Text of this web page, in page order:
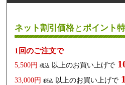
ネット割引価格とポイント
1回のご注文で
5,500円 税込 以上のお買い上げで
33,000円 税込 以上のお買い上げで